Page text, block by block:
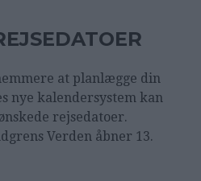
at planlægge din
nye kalendersystem kan
rejsedatoer.
Verden åbner 13.